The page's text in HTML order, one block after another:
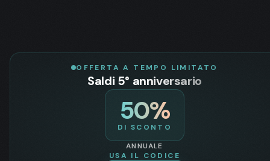
50%
DI SCONTO
ANNUALE
OFFERTA A TEMPO LIMITATO
Saldi 5° anniversario
USA IL CODICE